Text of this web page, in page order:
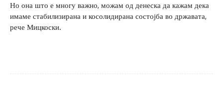
Но она што е многу важно, можам од денеска да кажам дека
имаме стабилизирана и косолидирана состојба во државата,
рече Мицкоски.